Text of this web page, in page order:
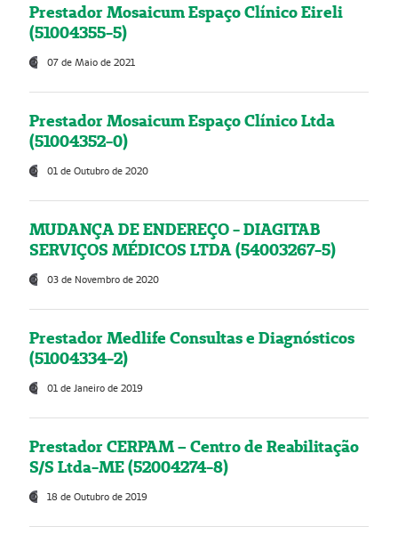
Prestador Mosaicum Espaço Clínico Eireli
(51004355-5)
07 de Maio de 2021
Prestador Mosaicum Espaço Clínico Ltda
(51004352-0)
01 de Outubro de 2020
MUDANÇA DE ENDEREÇO - DIAGITAB
SERVIÇOS MÉDICOS LTDA (54003267-5)
03 de Novembro de 2020
Prestador Medlife Consultas e Diagnósticos
(51004334-2)
01 de Janeiro de 2019
Prestador CERPAM – Centro de Reabilitação
S/S Ltda-ME (52004274-8)
18 de Outubro de 2019